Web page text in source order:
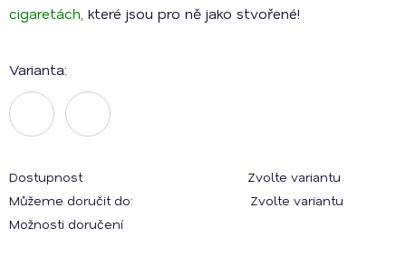
cigaretách , které jsou pro ně jako stvořené!
Varianta:
Dostupnost
Zvolte variantu
Můžeme doručit do:
Zvolte variantu
Možnosti doručení